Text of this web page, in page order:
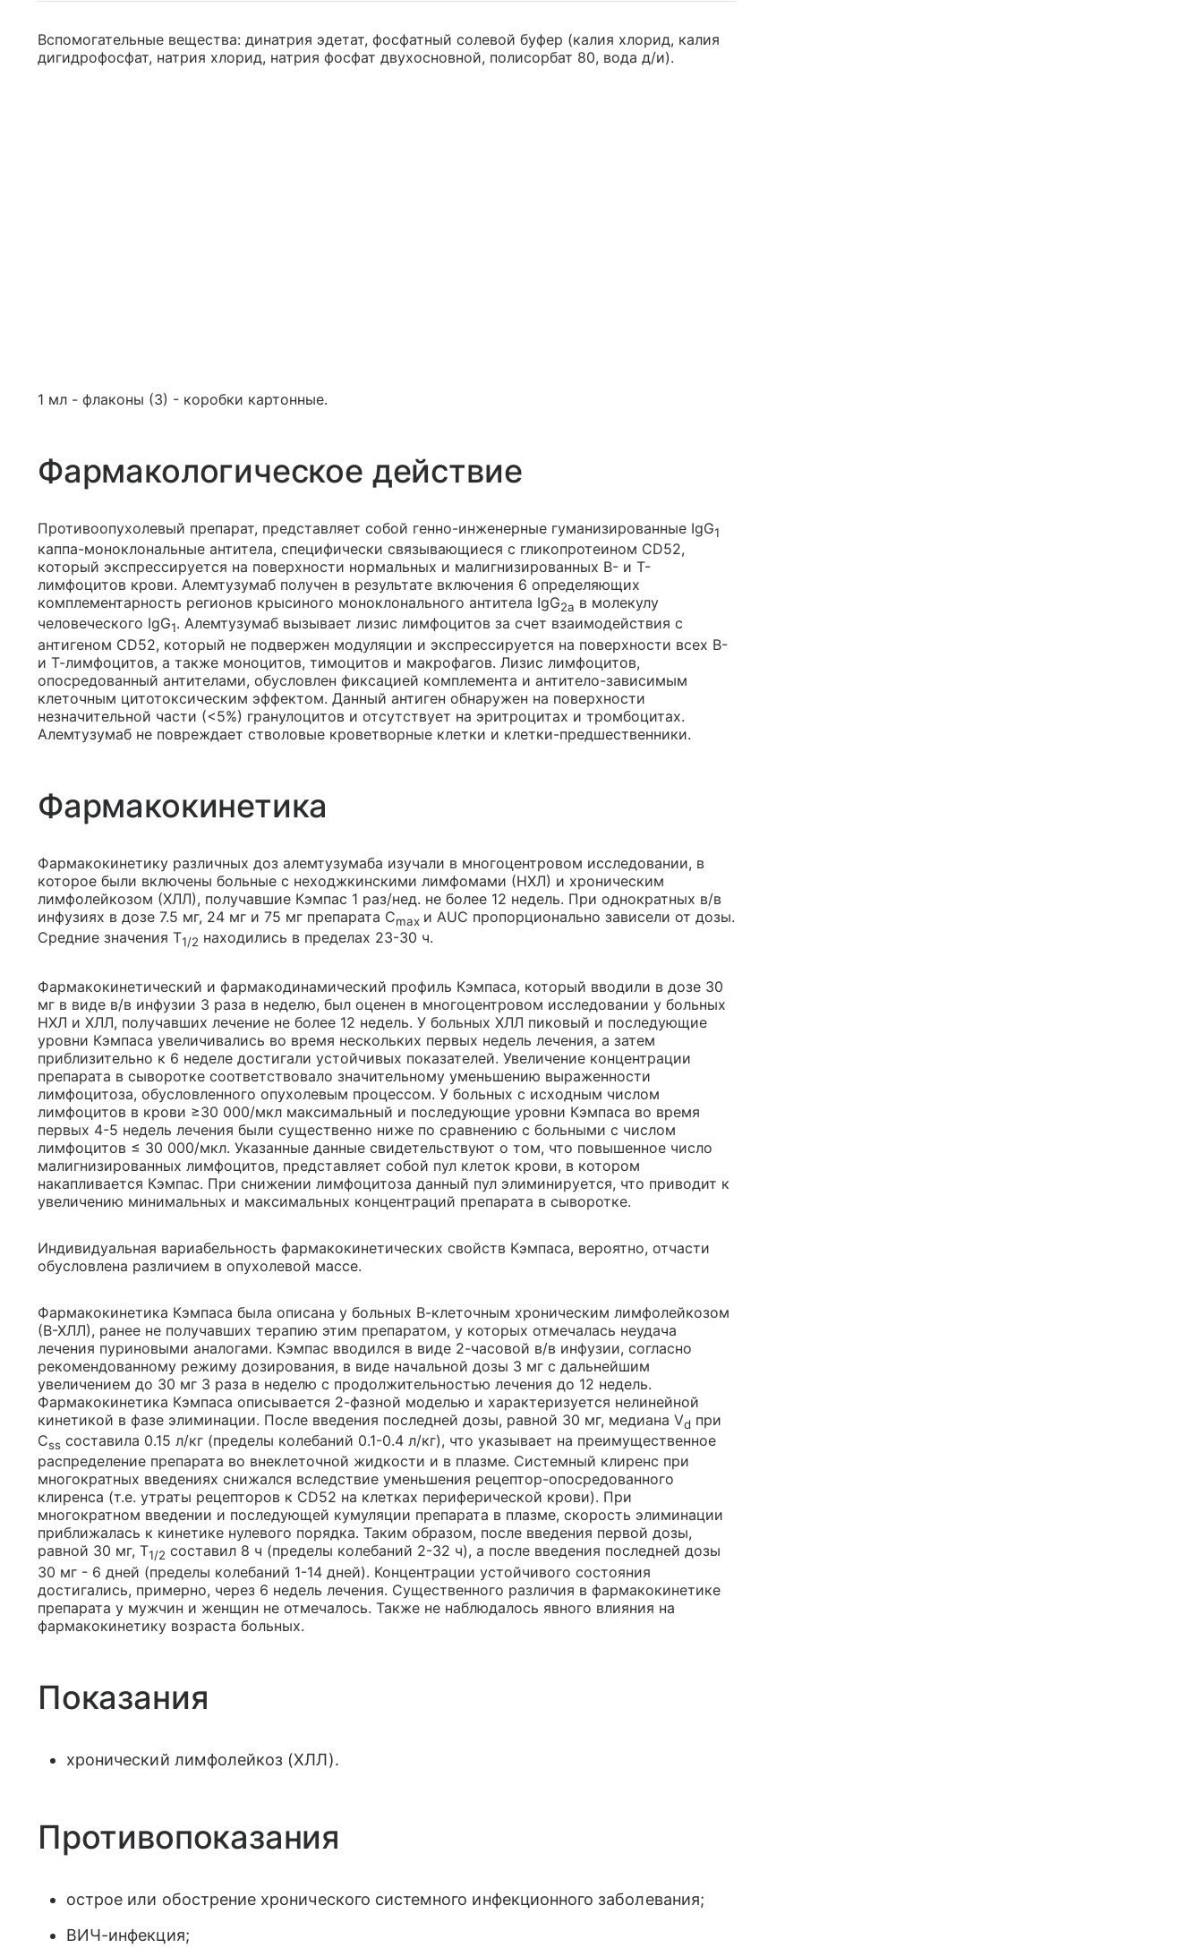
Вспомогательные вещества: динатрия эдетат, фосфатный солевой буфер (калия хлорид, калия
дигидрофосфат, натрия хлорид, натрия фосфат двухосновной, полисорбат 80, вода д/и).
1 мл - флаконы (3) - коробки картонные.
Фармакологическое действие
Противоопухолевый препарат, представляет собой генно-инженерные гуманизированные IgG1
каппа-моноклональные антитела, специфически связывающиеся с гликопротеином CD52,
который экспрессируется на поверхности нормальных и малигнизированных В- и Т-
лимфоцитов крови. Алемтузумаб получен в результате включения 6 определяющих
комплементарность регионов крысиного моноклонального антитела IgG2a в молекулу
человеческого IgG1. Алемтузумаб вызывает лизис лимфоцитов за счет взаимодействия с
антигеном CD52, который не подвержен модуляции и экспрессируется на поверхности всех В-
и Т-лимфоцитов, а также моноцитов, тимоцитов и макрофагов. Лизис лимфоцитов,
опосредованный антителами, обусловлен фиксацией комплемента и антитело-зависимым
клеточным цитотоксическим эффектом. Данный антиген обнаружен на поверхности
незначительной части (<5%) гранулоцитов и отсутствует на эритроцитах и тромбоцитах.
Алемтузумаб не повреждает стволовые кроветворные клетки и клетки-предшественники.
Фармакокинетика
Фармакокинетику различных доз алемтузумаба изучали в многоцентровом исследовании, в
которое были включены больные с неходжкинскими лимфомами (НХЛ) и хроническим
лимфолейкозом (ХЛЛ), получавшие Кэмпас 1 раз/нед. не более 12 недель. При однократных в/в
инфузиях в дозе 7.5 мг, 24 мг и 75 мг препарата Cmax и AUC пропорционально зависели от дозы.
Средние значения Т1/2 находились в пределах 23-30 ч.
Фармакокинетический и фармакодинамический профиль Кэмпаса, который вводили в дозе 30
мг в виде в/в инфузии 3 раза в неделю, был оценен в многоцентровом исследовании у больных
НХЛ и ХЛЛ, получавших лечение не более 12 недель. У больных ХЛЛ пиковый и последующие
уровни Кэмпаса увеличивались во время нескольких первых недель лечения, а затем
приблизительно к 6 неделе достигали устойчивых показателей. Увеличение концентрации
препарата в сыворотке соответствовало значительному уменьшению выраженности
лимфоцитоза, обусловленного опухолевым процессом. У больных с исходным числом
лимфоцитов в крови ≥30 000/мкл максимальный и последующие уровни Кэмпаса во время
первых 4-5 недель лечения были существенно ниже по сравнению с больными с числом
лимфоцитов ≤ 30 000/мкл. Указанные данные свидетельствуют о том, что повышенное число
малигнизированных лимфоцитов, представляет собой пул клеток крови, в котором
накапливается Кэмпас. При снижении лимфоцитоза данный пул элиминируется, что приводит к
увеличению минимальных и максимальных концентраций препарата в сыворотке.
Индивидуальная вариабельность фармакокинетических свойств Кэмпаса, вероятно, отчасти
обусловлена различием в опухолевой массе.
Фармакокинетика Кэмпаса была описана у больных В-клеточным хроническим лимфолейкозом
(В-ХЛЛ), ранее не получавших терапию этим препаратом, у которых отмечалась неудача
лечения пуриновыми аналогами. Кэмпас вводился в виде 2-часовой в/в инфузии, согласно
рекомендованному режиму дозирования, в виде начальной дозы 3 мг с дальнейшим
увеличением до 30 мг 3 раза в неделю с продолжительностью лечения до 12 недель.
Фармакокинетика Кэмпаса описывается 2-фазной моделью и характеризуется нелинейной
кинетикой в фазе элиминации. После введения последней дозы, равной 30 мг, медиана Vd при
Css составила 0.15 л/кг (пределы колебаний 0.1-0.4 л/кг), что указывает на преимущественное
распределение препарата во внеклеточной жидкости и в плазме. Системный клиренс при
многократных введениях снижался вследствие уменьшения рецептор-опосредованного
клиренса (т.е. утраты рецепторов к CD52 на клетках периферической крови). При
многократном введении и последующей кумуляции препарата в плазме, скорость элиминации
приближалась к кинетике нулевого порядка. Таким образом, после введения первой дозы,
равной 30 мг, Т1/2 составил 8 ч (пределы колебаний 2-32 ч), а после введения последней дозы
30 мг - 6 дней (пределы колебаний 1-14 дней). Концентрации устойчивого состояния
достигались, примерно, через 6 недель лечения. Существенного различия в фармакокинетике
препарата у мужчин и женщин не отмечалось. Также не наблюдалось явного влияния на
фармакокинетику возраста больных.
Показания
хронический лимфолейкоз (ХЛЛ).
Противопоказания
острое или обострение хронического системного инфекционного заболевания;
ВИЧ-инфекция;